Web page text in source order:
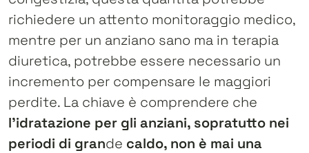
richiedere un attento monitoraggio medico,
mentre per un anziano sano ma in terapia
diuretica, potrebbe essere necessario un
incremento per compensare le maggiori
perdite. La chiave è comprendere che
l’idratazione per gli anziani, sopratutto nei
periodi di grande caldo, non è mai una